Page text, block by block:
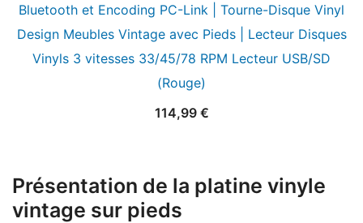
Bluetooth et Encoding PC-Link | Tourne-Disque Vinyl
Design Meubles Vintage avec Pieds | Lecteur Disques
Vinyls 3 vitesses 33/45/78 RPM Lecteur USB/SD
(Rouge)
114,99 €
Présentation de la platine vinyle
vintage sur pieds